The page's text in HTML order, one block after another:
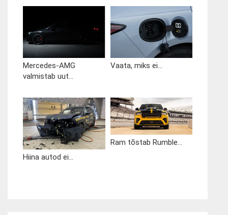
Mercedes-AMG
valmistab uut...
Vaata, miks ei...
Hiina autod ei...
Ram tõstab Rumble...